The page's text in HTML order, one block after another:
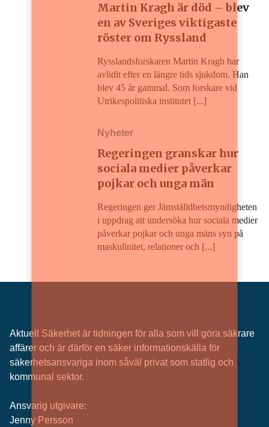
Martin Kragh är död – blev
en av Sveriges viktigaste
röster om Ryssland
Rysslandsforskaren Martin Kragh har
avlidit efter en längre tids sjukdom. Han
blev 45 år gammal. Som forskare vid
Utrikespolitiska institutet [...]
Nyheter
Regeringen granskar hur
sociala medier påverkar
pojkar och unga män
Regeringen ger Jämställdhetsmyndigheten
i uppdrag att undersöka hur sociala medier
påverkar pojkar och unga mäns syn på
maskulinitet, relationer och [...]
Aktuell Säkerhet är tidningen för alla som vill göra säkrare
affärer och är därför en säker informationskälla för
säkerhets­ansvariga inom såväl privat som statlig och
kommunal sektor.
Ansvarig utgivare:
Jenny Persson